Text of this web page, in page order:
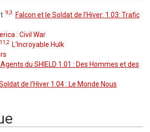
9,3 Falcon et le Soldat de l'Hiver: 1.03: Trafic
: Civil War
11,2 L'Incroyable Hulk
du SHIELD 1.01 : Des Hommes et des
de l'Hiver 1.04 : Le Monde Nous